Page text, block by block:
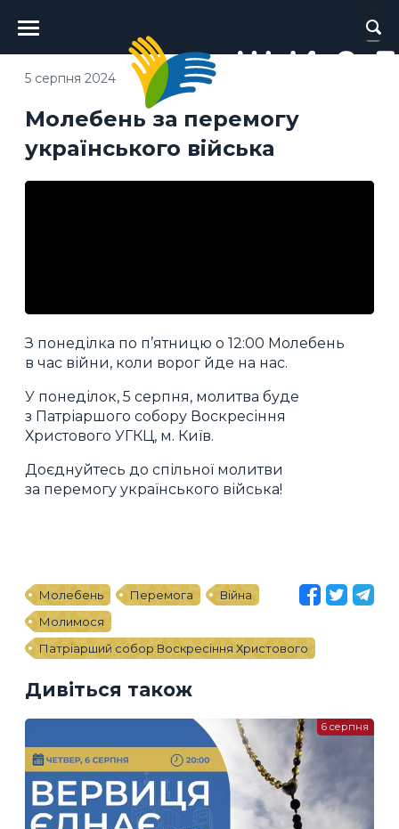
Головне
меню
Молебень за перемогу
українського війська
5 серпня 2024
З понеділка по п’ятницю о 12:00 Молебень
в час війни, коли ворог йде на нас.
У понеділок, 5 серпня, молитва буде
з Патріаршого собору Воскресіння
Христового УГКЦ, м. Київ.
Доєднуйтесь до спільної молитви
за перемогу українського війська!
Молебень Перемога
Війна
Молимося
Патріарший собор Воскресіння Христового
Дивіться також
6 серпня